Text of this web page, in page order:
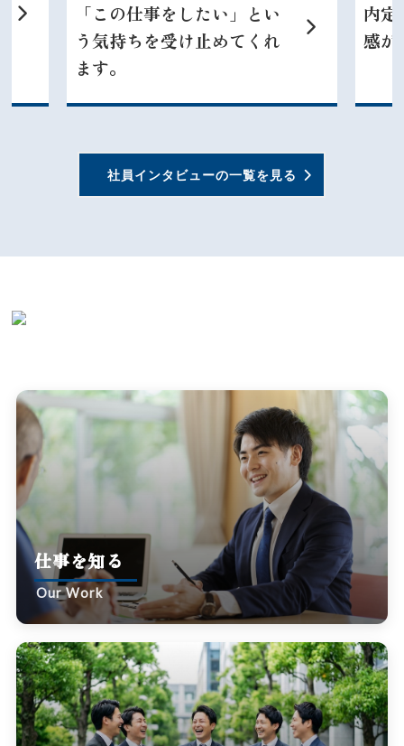
「この仕事をしたい」とい
う気持ちを受け止めてくれ
ます。
内定
感が
社員インタビューの一覧を見る
仕事を知る
Our Work